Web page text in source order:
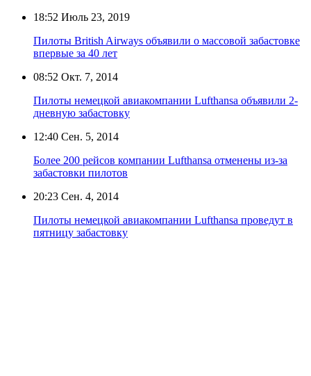
18:52 Июль 23, 2019
Пилоты British Airways объявили о массовой забастовке
впервые за 40 лет
08:52 Окт. 7, 2014
Пилоты немецкой авиакомпании Lufthansa объявили 2-
дневную забастовку
12:40 Сен. 5, 2014
Более 200 рейсов компании Lufthansa отменены из-за
забастовки пилотов
20:23 Сен. 4, 2014
Пилоты немецкой авиакомпании Lufthansa проведут в
пятницу забастовку